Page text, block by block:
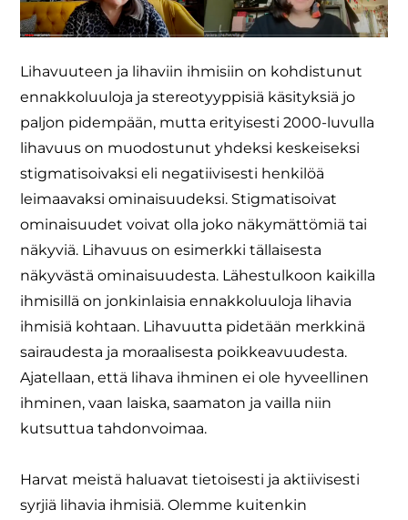
Lihavuuteen ja lihaviin ihmisiin on kohdistunut
ennakkoluuloja ja stereotyyppisiä käsityksiä jo
paljon pidempään, mutta erityisesti 2000-luvulla
lihavuus on muodostunut yhdeksi keskeiseksi
stigmatisoivaksi eli negatiivisesti henkilöä
leimaavaksi ominaisuudeksi. Stigmatisoivat
ominaisuudet voivat olla joko näkymättömiä tai
näkyviä. Lihavuus on esimerkki tällaisesta
näkyvästä ominaisuudesta. Lähestulkoon kaikilla
ihmisillä on jonkinlaisia ennakkoluuloja lihavia
ihmisiä kohtaan. Lihavuutta pidetään merkkinä
sairaudesta ja moraalisesta poikkeavuudesta.
Ajatellaan, että lihava ihminen ei ole hyveellinen
ihminen, vaan laiska, saamaton ja vailla niin
kutsuttua tahdonvoimaa.
Harvat meistä haluavat tietoisesti ja aktiivisesti
syrjiä lihavia ihmisiä. Olemme kuitenkin